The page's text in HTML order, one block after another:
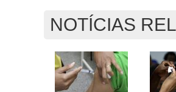
NOTÍCIAS